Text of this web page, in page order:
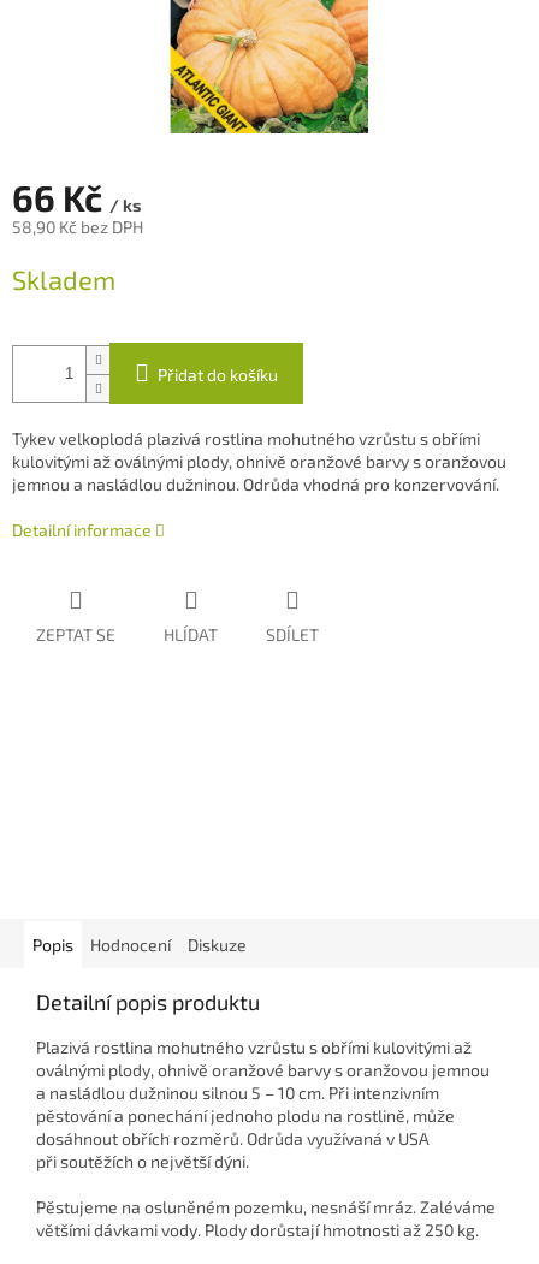
66 Kč / ks
58,90 Kč bez DPH
cena:
Skladem
Přidat do košíku
Tykev velkoplodá plazivá rostlina mohutného vzrůstu s obřími
kulovitými až oválnými plody, ohnivě oranžové barvy s oranžovou
jemnou a nasládlou dužninou. Odrůda vhodná pro konzervování.
Detailní informace
ZEPTAT SE HLÍDAT SDÍLET
Popis Hodnocení Diskuze
Detailní popis produktu
Plazivá rostlina mohutného vzrůstu s obřími kulovitými až
oválnými plody, ohnivě oranžové barvy s oranžovou jemnou
a nasládlou dužninou silnou 5 – 10 cm. Při intenzivním
pěstování a ponechání jednoho plodu na rostlině, může
dosáhnout obřích rozměrů. Odrůda využívaná v USA
při soutěžích o největší dýni.
Pěstujeme na osluněném pozemku, nesnáší mráz. Zaléváme
většími dávkami vody. Plody dorůstají hmotnosti až 250 kg.